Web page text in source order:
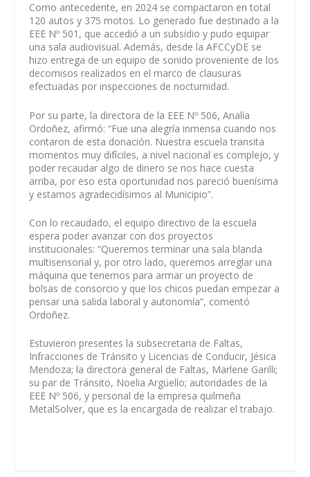
Como antecedente, en 2024 se compactaron en total
120 autos y 375 motos. Lo generado fue destinado a la
EEE Nº 501, que accedió a un subsidio y pudo equipar
una sala audiovisual. Además, desde la AFCCyDE se
hizo entrega de un equipo de sonido proveniente de los
decomisos realizados en el marco de clausuras
efectuadas por inspecciones de nocturnidad.
Por su parte, la directora de la EEE Nº 506, Analía
Ordoñez, afirmó: “Fue una alegría inmensa cuando nos
contaron de esta donación. Nuestra escuela transita
momentos muy difíciles, a nivel nacional es complejo, y
poder recaudar algo de dinero se nos hace cuesta
arriba, por eso esta oportunidad nos pareció buenísima
y estamos agradecidísimos al Municipio”.
Con lo recaudado, el equipo directivo de la escuela
espera poder avanzar con dos proyectos
institucionales: “Queremos terminar una sala blanda
multisensorial y, por otro lado, queremos arreglar una
máquina que tenemos para armar un proyecto de
bolsas de consorcio y que los chicos puedan empezar a
pensar una salida laboral y autonomía”, comentó
Ordoñez.
Estuvieron presentes la subsecretaria de Faltas,
Infracciones de Tránsito y Licencias de Conducir, Jésica
Mendoza; la directora general de Faltas, Marlene Garilli;
su par de Tránsito, Noelia Argüello; autoridades de la
EEE Nº 506, y personal de la empresa quilmeña
MetalSolver, que es la encargada de realizar el trabajo.